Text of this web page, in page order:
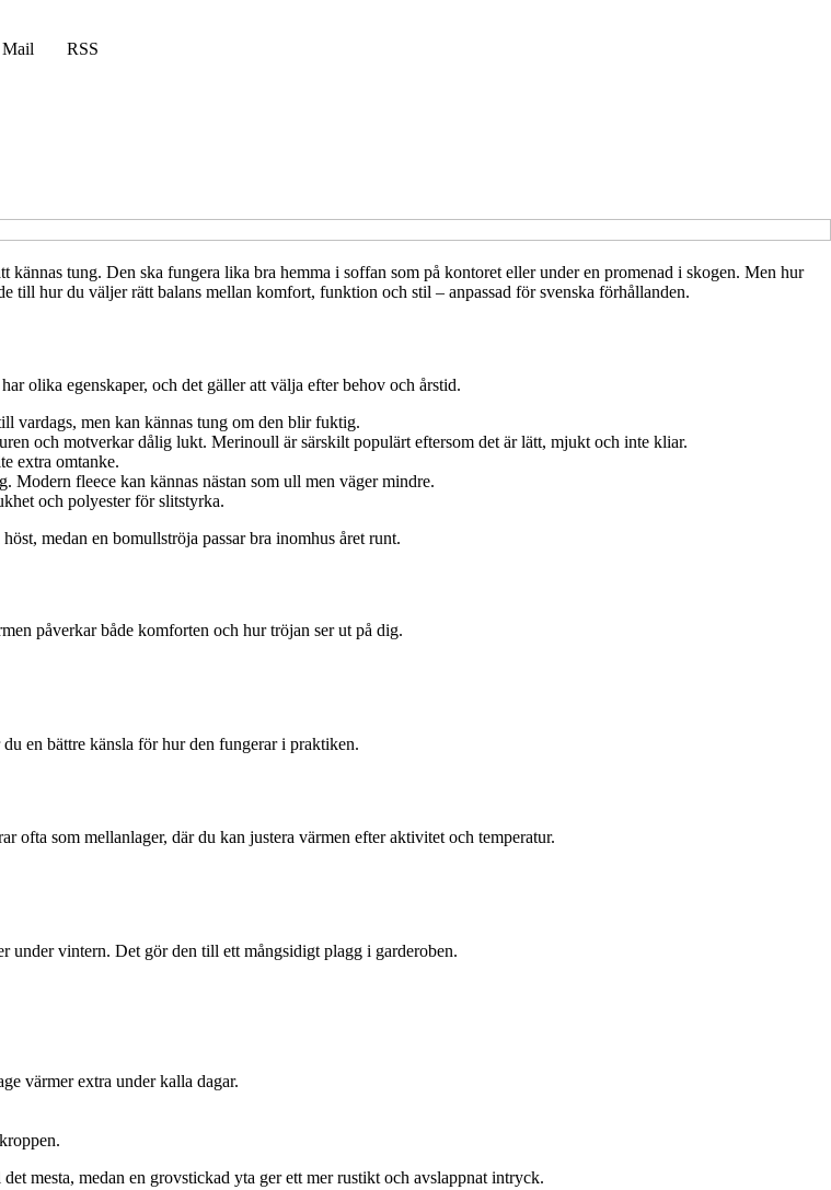
Mail RSS
tung. Den ska fungera lika bra hemma i soffan som på kontoret eller under en promenad i skogen. Men hur
hur du väljer rätt balans mellan komfort, funktion och stil – anpassad för svenska förhållanden.
olika egenskaper, och det gäller att välja efter behov och årstid.
vardags, men kan kännas tung om den blir fuktig.
och motverkar dålig lukt. Merinoull är särskilt populärt eftersom det är lätt, mjukt och inte kliar.
extra omtanke.
fleece kan kännas nästan som ull men väger mindre.
och polyester för slitstyrka.
medan en bomullströja passar bra inomhus året runt.
påverkar både komforten och hur tröjan ser ut på dig.
en bättre känsla för hur den fungerar i praktiken.
som mellanlager, där du kan justera värmen efter aktivitet och temperatur.
under vintern. Det gör den till ett mångsidigt plagg i garderoben.
värmer extra under kalla dagar.
mesta, medan en grovstickad yta ger ett mer rustikt och avslappnat intryck.